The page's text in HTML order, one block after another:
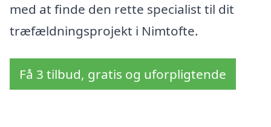
med at finde den rette specialist til dit
træfældningsprojekt i Nimtofte.
Få 3 tilbud, gratis og uforpligtende